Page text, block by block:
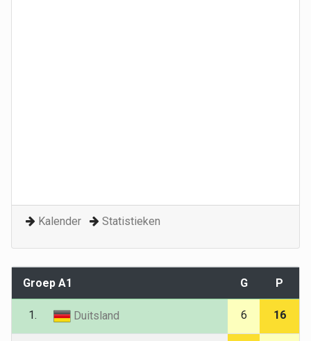
Kalender Statistieken
Groep A1 G P
1. Duitsland 6 16